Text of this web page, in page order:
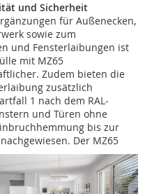
und Sicherheit
für Außenecken,
sowie zum
und Fensterlaibungen ist
mit MZ65
Zudem bieten die
zusätzlich
1 nach dem RAL-
und Türen ohne
bis zur
Der MZ65